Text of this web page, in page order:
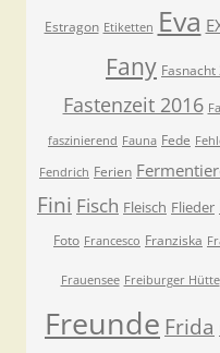
Estragon Etiketten Eva
Fany Fasnacht
Fastenzeit 2016
faszinierend Fauna Fede
Fendrich Ferien
Fini Fisch Fleisch Flieder
Foto Francesco Franziska
Frauensee Freiburger Hütte
Freunde Frida